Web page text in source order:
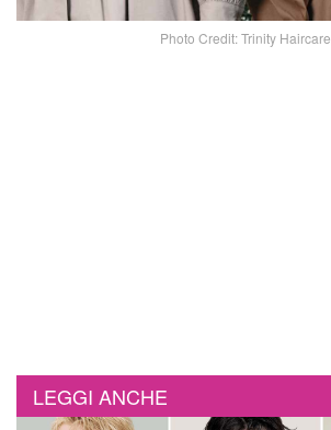
Photo Credit: Trinity Haircare
LEGGI ANCHE